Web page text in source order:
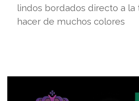
lindos bordados directo a la
hacer de muchos colores